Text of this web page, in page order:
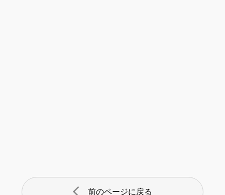
arrow_back_ios 前のページに戻る